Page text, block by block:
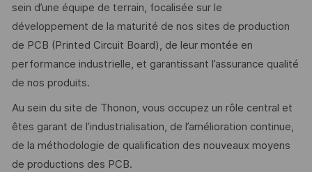
sein d’une équipe de terrain, focalisée sur le
développement de la maturité de nos sites de production
de PCB (Printed Circuit Board), de leur montée en
performance industrielle, et garantissant l’assurance qualité
de nos produits.
Au sein du site de Thonon, vous occupez un rôle central et
êtes garant de l’industrialisation, de l’amélioration continue,
de la méthodologie de qualification des nouveaux moyens
de productions des PCB.